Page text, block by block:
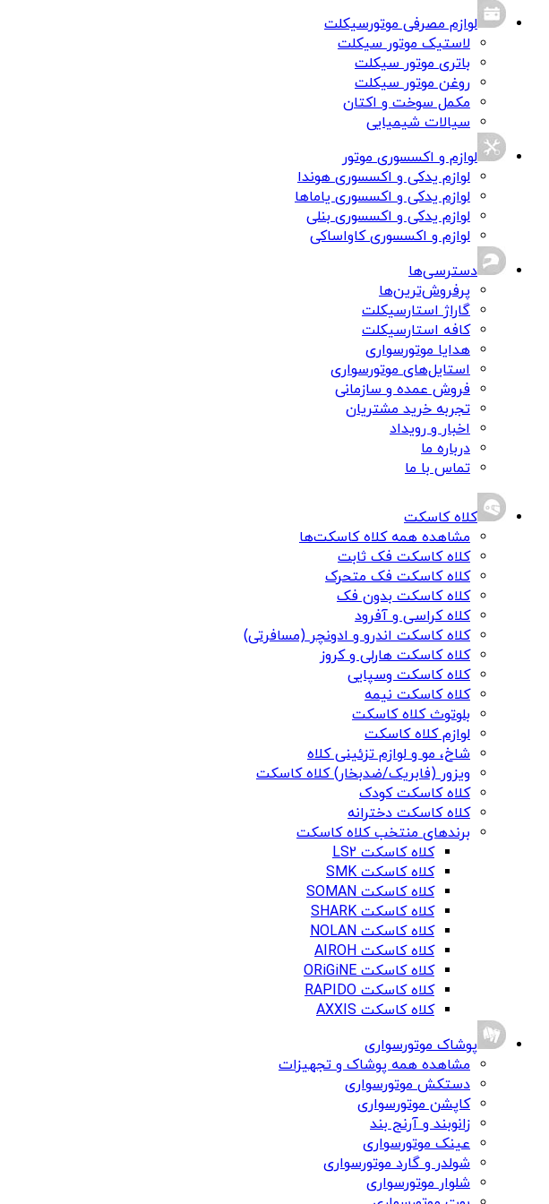
لوازم مصرفی موتورسیکلت
لاستیک موتور سیکلت
باتری موتور سیکلت
روغن موتور سیکلت
مکمل سوخت و اکتان
سیالات شیمیایی
لوازم و اکسسوری موتور
لوازم یدکی و اکسسوری هوندا
لوازم یدکی و اکسسوری یاماها
لوازم یدکی و اکسسوری بنلی
لوازم و اکسسوری کاواساکی
دسترسی‌ها
پرفروش‌ترین‌ها
گاراژ استارسیکلت
کافه استارسیکلت
هدایا موتورسواری
استایل‌های موتورسواری
فروش عمده و سازمانی
تجربه خرید مشتریان
اخبار و رویداد
درباره ما
تماس با ما
کلاه کاسکت
مشاهده همه کلاه کاسکت‌ها
کلاه کاسکت فک ثابت
کلاه کاسکت فک متحرک
کلاه کاسکت بدون فک
کلاه کراسی و آفرود
کلاه کاسکت اندرو و ادونچر (مسافرتی)
کلاه کاسکت هارلی و کروز
کلاه کاسکت وسپایی
کلاه کاسکت نیمه
بلوتوث کلاه کاسکت
لوازم کلاه کاسکت
شاخ، مو و لوازم تزئینی کلاه
ویزور (فابریک/ضدبخار) کلاه کاسکت
کلاه کاسکت کودک
کلاه کاسکت دخترانه
برندهای منتخب کلاه کاسکت
کلاه کاسکت LS2
کلاه کاسکت SMK
کلاه کاسکت SOMAN
کلاه کاسکت SHARK
کلاه کاسکت NOLAN
کلاه کاسکت AIROH
کلاه کاسکت ORiGiNE
کلاه کاسکت RAPIDO
کلاه کاسکت AXXIS
پوشاک موتورسواری
مشاهده همه پوشاک و تجهیزات
دستکش موتورسواری
کاپشن موتورسواری
زانوبند و آرنج بند
عینک موتورسواری
شولدر و گارد موتورسواری
شلوار موتورسواری